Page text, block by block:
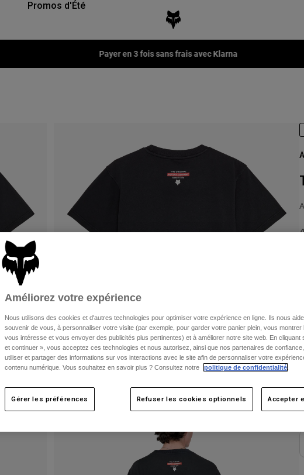
Promos d'Été
Payer en 3 fois sans frais avec Klarna
Améliorez votre expérience
Nous utilisons des cookies et d'autres technologies pour optimiser votre expérience en ligne. Ils nous
souvenir de vous, à personnaliser votre visite (par exemple, pour garder votre panier plein, vous montrer
vous intéresse et vous envoyer des publicités plus pertinentes) et à améliorer notre site web. En cliquant
et continuer », vous acceptez ces technologies et nous autorisez, ainsi que nos partenaires de confiance,
utiliser et partager des informations sur vos interactions avec le site afin de personnaliser votre
contenu numérique. Vous souhaitez en savoir plus ? Consultez notre
politique de confidentialité
Gérer les préférences Refuser les cookies optionnels Accepter